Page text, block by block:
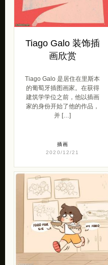
Tiago Galo 装饰插
画欣赏
Tiago Galo 是居住在里斯本
的葡萄牙插图画家。在获得
建筑学学位之前，他以插画
家的身份开始了他的作品，
并 […]
插画
2020/12/21